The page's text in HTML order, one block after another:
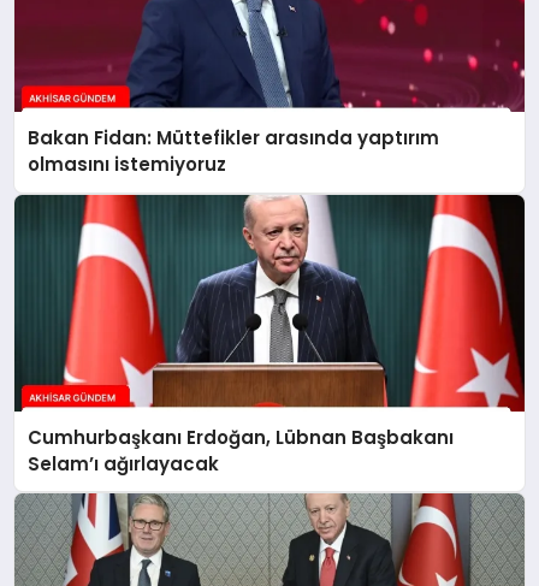
Bakan Fidan: Müttefikler arasında yaptırım
olmasını istemiyoruz
Cumhurbaşkanı Erdoğan, Lübnan Başbakanı
Selam’ı ağırlayacak